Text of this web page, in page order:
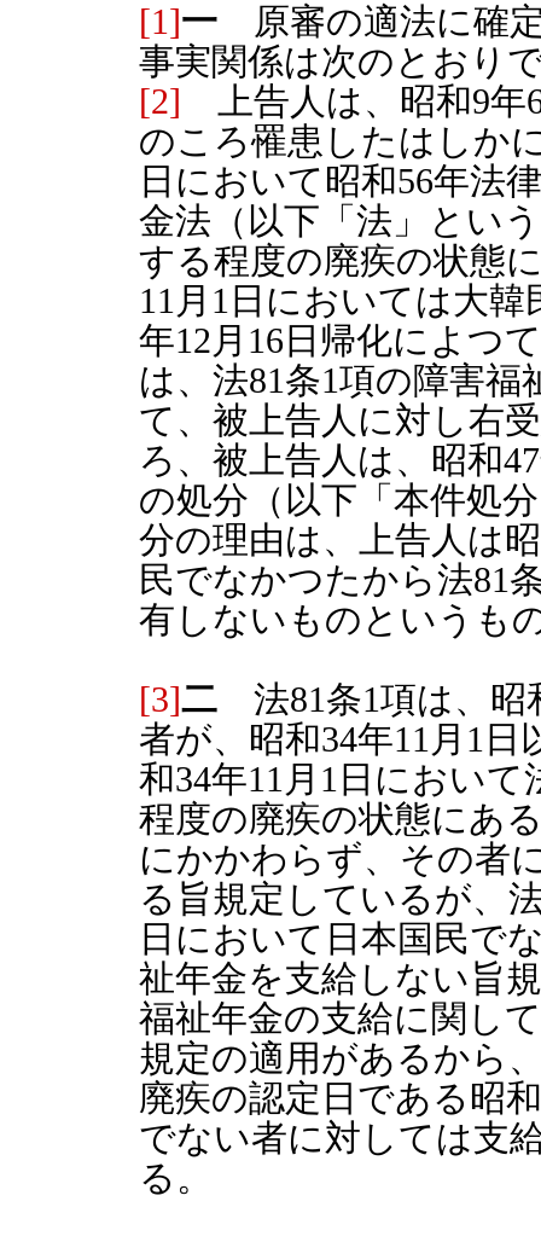
[1]一 原審の適法に確
事実関係は次のとおり
[2] 上告人は、昭和9年
のころ罹患したはしか
日において昭和56年法
金法（以下「法」とい
する程度の廃疾の状態
11月1日においては大
年12月16日帰化によつ
は、法81条1項の障害
て、被上告人に対し右
ろ、被上告人は、昭和
の処分（以下「本件処
分の理由は、上告人は
民でなかつたから法81
有しないものというも
[3]二 法81条1項は、昭
者が、昭和34年11月1
和34年11月1日におい
程度の廃疾の状態にあ
にかかわらず、その者
る旨規定しているが、
日において日本国民で
祉年金を支給しない旨
福祉年金の支給に関し
規定の適用があるから
廃疾の認定日である昭
でない者に対しては支
る。